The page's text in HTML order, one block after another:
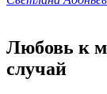
Любовь к
случай